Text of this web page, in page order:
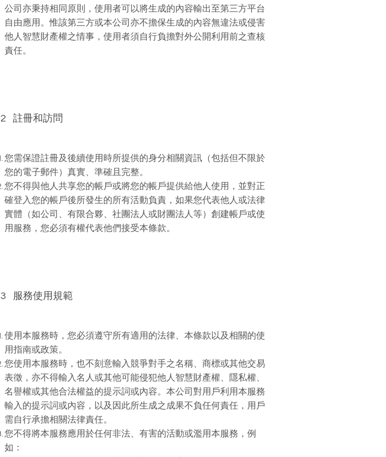
公司亦秉持相同原則，使用者可以將生成的內容輸出至第三方平台
自由應用。惟該第三方或本公司亦不擔保生成的內容無違法或侵害
他人智慧財產權之情事，使用者須自行負擔對外公開利用前之查核
責任。
2 註冊和訪問
您需保證註冊及後續使用時所提供的身分相關資訊（包括但不限於
您的電子郵件）真實、準確且完整。
您不得與他人共享您的帳戶或將您的帳戶提供給他人使用，並對正
確登入您的帳戶後所發生的所有活動負責，如果您代表他人或法律
實體（如公司、有限合夥、社團法人或財團法人等）創建帳戶或使
用服務，您必須有權代表他們接受本條款。
3 服務使用規範
使用本服務時，您必須遵守所有適用的法律、本條款以及相關的使
用指南或政策。
您使用本服務時，也不刻意輸入競爭對手之名稱、商標或其他交易
表徵，亦不得輸入名人或其他可能侵犯他人智慧財產權、隱私權、
名譽權或其他合法權益的提示詞或內容。本公司對用戶利用本服務
輸入的提示詞或內容，以及因此所生成之成果不負任何責任，用戶
需自行承擔相關法律責任。
您不得將本服務應用於任何非法、有害的活動或濫用本服務，例
如：